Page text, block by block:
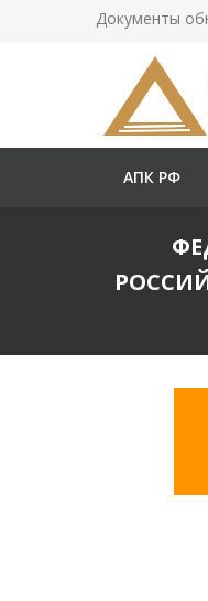
Документы
АПК РФ